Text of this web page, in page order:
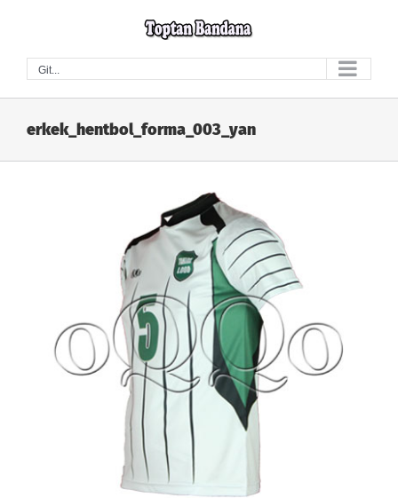
Git...
erkek_hentbol_forma_003_yan